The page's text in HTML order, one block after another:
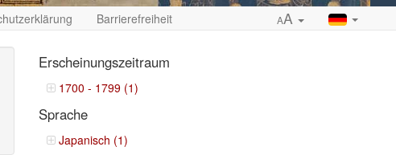
Barrierefreiheit AA
Dropdown
Erscheinungszeitraum
1700 - 1799 (1)
Sprache
Japanisch (1)